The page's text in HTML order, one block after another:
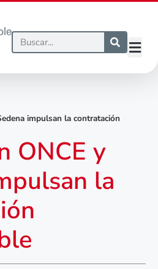
impulsan la contratación
ONCE y
la